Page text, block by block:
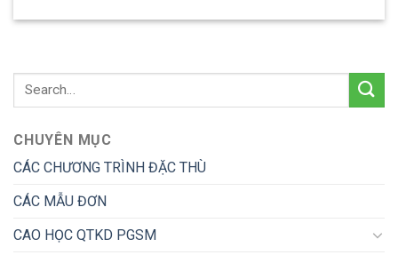
CHUYÊN MỤC
CÁC CHƯƠNG TRÌNH ĐẶC THÙ
CÁC MẪU ĐƠN
CAO HỌC QTKD PGSM